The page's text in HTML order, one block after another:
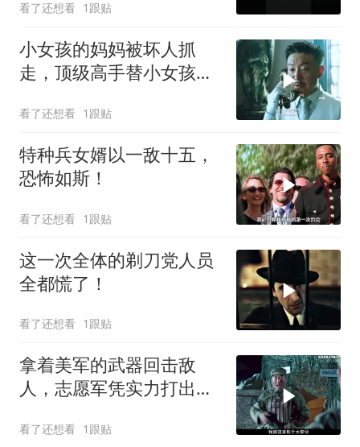
看了还想看 1跟贴
小女孩的妈妈被坏人抓
走，顶级高手替小女孩讨
看了还想看 1跟贴
特种兵女婿以一敌十五，
恐怖如斯！
看了还想看 1跟贴
这一次全体的剃刀党人员
全都慌了！
看了还想看 1跟贴
拿着美军的武器回击敌
人，志愿军凭实力打出奇
看了还想看 1跟贴